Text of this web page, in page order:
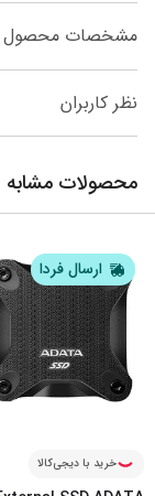
مشخصات محصول
نظر کاربران
محصولات مشابه
ارسال فردا
خرید با دیجی‌کالا